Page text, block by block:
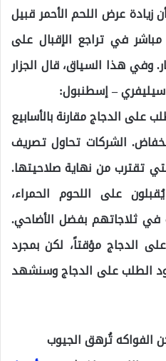
زيادة عرض اللحم الأحمر قبيل
في تراجع الإقبال على
وفي هذا السياق، قال الجزار
– إسطنبول:
على الدجاج مقارنة بالأسابيع
الشركات تحاول تصريف
تقترب من نهاية صلاحيتها.
على اللحوم الحمراء،
في ثلاجاتهم بفضل الأضاحي.
الدجاج مؤقتاً، لكن بمجرد
الطلب على الدجاج وسنشهد
الفواكه تُرهق الجيوب